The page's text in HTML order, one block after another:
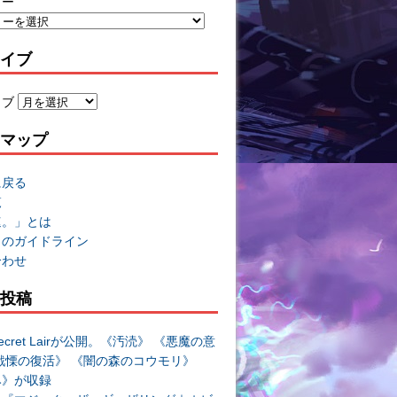
ブ
ップ
る
」とは
ガイドライン
せ
稿
Lairが公開。《汚涜》 《悪魔の意
慄の復活》 《闇の森のコウモリ》
が収録